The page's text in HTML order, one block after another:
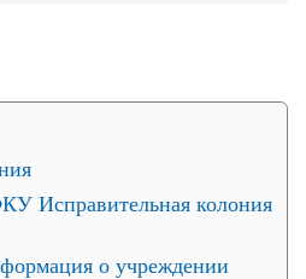
Исправительная колония
о учреждении